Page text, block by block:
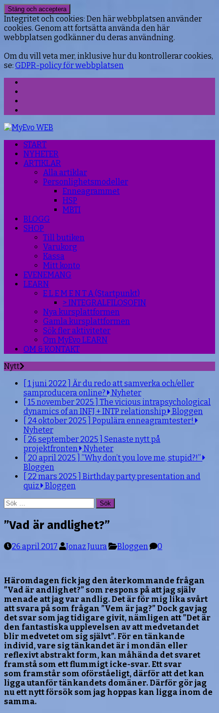
Integritet och cookies: Den här webbplatsen använder
cookies. Genom att fortsätta använda den här
webbplatsen godkänner du deras användning.
Om du vill veta mer, inklusive hur du kontrollerar cookies,
se: GDPR-policy för webbplatsen
START
NYHETER
ARTIKLAR
Alla artiklar
Personlighetsmodeller
Enneagrammet
HSP
MBTI
BLOGG
SHOP
Till butiken
Varukorg
Kassa
Mitt konto
EVENEMANG
LEARN
E L E M E N T A (Startpunkt)
> INTEGRALFILOSOFIN
Nya kursplattformen
Gamla kursplattformen
Sök fler aktiviteter
Om MyEvo LEARN
OM & KONTAKT
Nytt
[ 1 juni 2022 ] Är du redo att samverka och/eller
samproducera online?
Nyheter
[ 15 november 2025 ] The vicious intrapsychological
dynamics of an INFJ + INTP relationship
Bloggen
[ 24 oktober 2025 ] Populära enneagramtester!
Nyheter
[ 26 september 2025 ] Senaste nytt på
projektfronten
Nyheter
[ 20 april 2025 ] ”Why don’t you love me, stupid?!”
Bloggen
[ 22 mars 2025 ] Birthday party presentation and
quiz
Bloggen
Sök
efter:
”Vad är andlighet?”
26 april 2017 Jonaz Juura Bloggen 0
Häromdagen fick jag den återkommande frågan
”Vad är andlighet?” som respons på att jag själv
menade att jag var andlig. Det är för mig lika svårt
att svara på som frågan ”Vem är jag?” Dock gav jag
det svar som jag tidigare givit, nämligen att ”Det är
den fantastiska upplevelsen av att medvetandet
blir medvetet om sig självt”. För en tänkande
individ, vare sig tänkandet är i mondän eller
reflexivt abstrakt form, kan måhända det svaret
framstå som ett flummigt icke-svar. Ett svar
som framstår som oförståeligt, därför att det kan
ligga utanför tänkandets domäner. Därför gör jag
nu ett nytt försök som jag hoppas kan ligga inom de
samma.